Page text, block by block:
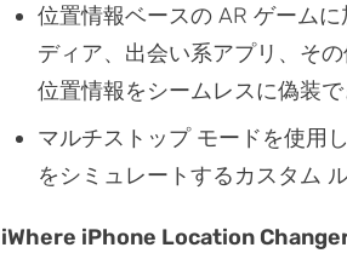
位置情報ベースの AR ゲーム
ディア、出会い系アプリ、そ
位置情報をシームレスに偽装で
マルチストップ モードを使用
をシミュレートするカスタム
iWhere iPhone Location